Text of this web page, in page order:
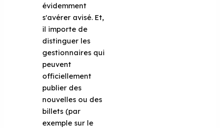
évidemment
s'avérer avisé. Et,
il importe de
distinguer les
gestionnaires qui
peuvent
officiellement
publier des
nouvelles ou des
billets (par
exemple sur le